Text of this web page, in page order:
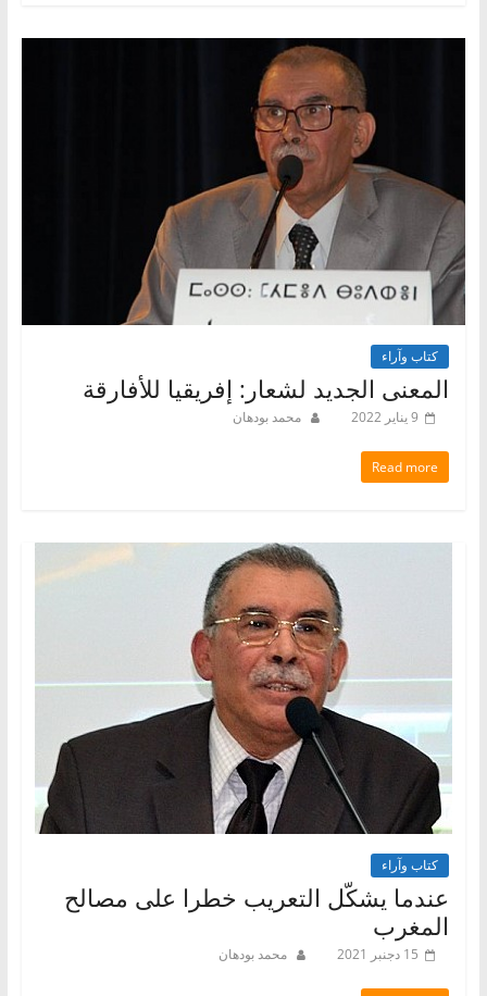
كتاب وآراء
المعنى الجديد لشعار: إفريقيا للأفارقة
9 يناير 2022 محمد بودهان
Read more
كتاب وآراء
عندما يشكّل التعريب خطرا على مصالح
المغرب
15 دجنبر 2021 محمد بودهان